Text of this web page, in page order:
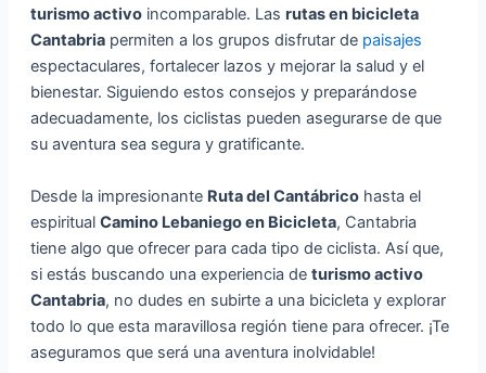
turismo activoincomparable. Las rutas en bicicleta
Cantabriapermiten a los grupos disfrutar de paisajes
espectaculares, fortalecer lazos y mejorar la salud y el
bienestar. Siguiendo estos consejos y preparándose
adecuadamente, los ciclistas pueden asegurarse de que
su aventura sea segura y gratificante.
Desde la impresionante Ruta del Cantábricohasta el
espiritual Camino Lebaniego en Bicicleta, Cantabria
tiene algo que ofrecer para cada tipo de ciclista. Así que,
si estás buscando una experiencia de turismo activo
Cantabria, no dudes en subirte a una bicicleta y explorar
todo lo que esta maravillosa región tiene para ofrecer. ¡Te
aseguramos que será una aventura inolvidable!